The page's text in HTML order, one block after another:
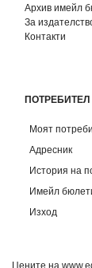
Архив имейл
За
Контакти
ПОТРЕБИТЕЛ
Моят
Адресник
История на
Имейл
Изход
Цените на